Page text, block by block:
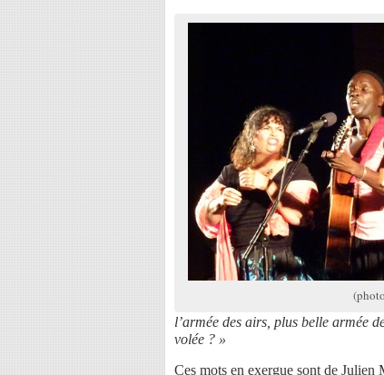
l’armée des airs, plus belle armée
volée ? »
Ces mots en exergue sont de Julien